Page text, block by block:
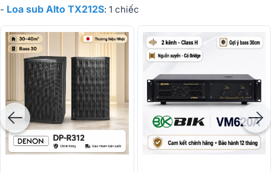
- Loa sub Alto TX212S: 1 chiếc